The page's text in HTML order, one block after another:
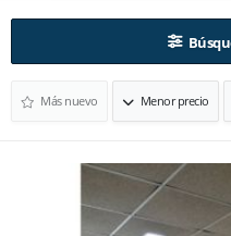
Más nuevo Menor precio